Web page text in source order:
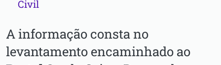
Civil
A informação consta no
levantamento encaminhado ao